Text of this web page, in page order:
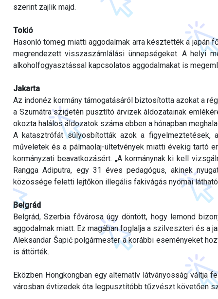
szerint zajlik majd.
Tokió
Hasonló tömeg miatti aggodalmak arra késztették a japán
megrendezett visszaszámlálási ünnepségeket. A helyi
alkoholfogyasztással kapcsolatos aggodalmakat is
Jakarta
Az indonéz kormány támogatásáról biztosította azokat a
a Szumátra szigetén pusztító árvizek áldozatainak
okozta halálos áldozatok száma ebben a hónapban
A katasztrófát súlyosbították azok a figyelmeztetések,
műveletek és a pálmaolaj-ültetvények miatti évekig tartó
kormányzati beavatkozásért. „A kormánynak ki kell
Rangga Adiputra, egy 31 éves pedagógus, akinek
közössége feletti lejtőkön illegális fakivágás nyomai
Belgrád
Belgrád, Szerbia fővárosa úgy döntött, hogy lemond
aggodalmak miatt. Ez magában foglalja a szilveszteri és
Aleksandar Šapić polgármester a korábbi eseményeket
is áttörték.
Eközben Hongkongban egy alternatív látványosság váltja
városban évtizedek óta legpusztítóbb tűzvészt követően